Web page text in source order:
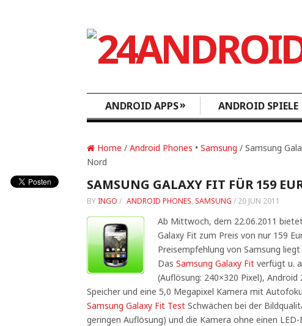
ANDROID APPS» ANDROID SPIELE
Home / Android Phones • Samsung / Samsung
Nord
SAMSUNG GALAXY FIT FÜR 159
BY INGO / ANDROID PHONES, SAMSUNG / 20 JUN 2011
Ab Mittwoch, dem 22.06.2011
Galaxy Fit zum Preis von nur 159
Preisempfehlung von Samsung
Das Samsung Galaxy Fitverfügt u.
(Auflösung: 240×320 Pixel),
Speicher und eine 5,0 Megapixel Kamera mit
Samsung Galaxy Fit Test Schwächen bei der
geringen Auflösung) und die Kamera ohne einen